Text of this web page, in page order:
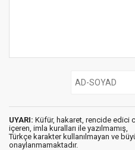
UYARI: Küfür, hakaret, rencide edici
içeren, imla kuralları ile yazılmamış,
Türkçe karakter kullanılmayan ve
onaylanmamaktadır.